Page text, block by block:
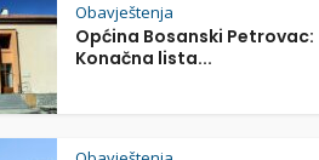
Obavještenja
Općina Bosanski Petrovac:
Konačna lista...